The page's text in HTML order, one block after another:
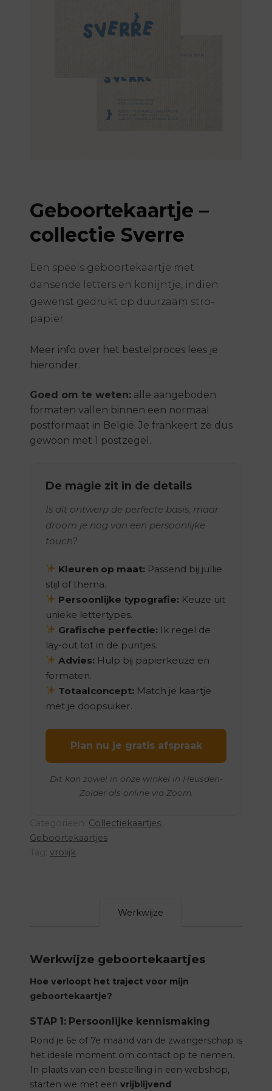
Geboortekaartje –
collectie Sverre
Een speels geboortekaartje met
dansende letters en konijntje, indien
gewenst gedrukt op duurzaam stro-
papier
Meer info over het bestelproces lees je
hieronder.
Goed om te weten: alle aangeboden
formaten vallen binnen een normaal
postformaat in België. Je frankeert ze dus
gewoon met 1 postzegel.
De magie zit in de details
Is dit ontwerp de perfecte basis, maar
droom je nog van een persoonlijke
touch?
Kleuren op maat: Passend bij jullie
stijl of thema.
Persoonlijke typografie: Keuze uit
unieke lettertypes.
Grafische perfectie: Ik regel de
lay-out tot in de puntjes.
Advies: Hulp bij papierkeuze en
formaten.
Totaalconcept: Match je kaartje
met je doopsuiker.
Plan nu je gratis afspraak
Dit kan zowel in onze winkel in Heusden-
Zolder als online via Zoom.
Collectiekaartjes
Geboortekaartjes
vrolijk
Werkwijze
Werkwijze geboortekaartjes
Hoe verloopt het traject voor mijn
geboortekaartje?
STAP 1: Persoonlijke kennismaking
Rond je 6e of 7e maand van de zwangerschap is
het ideale moment om contact op te nemen.
In plaats van een bestelling in een webshop,
starten we met een vrijblijvend